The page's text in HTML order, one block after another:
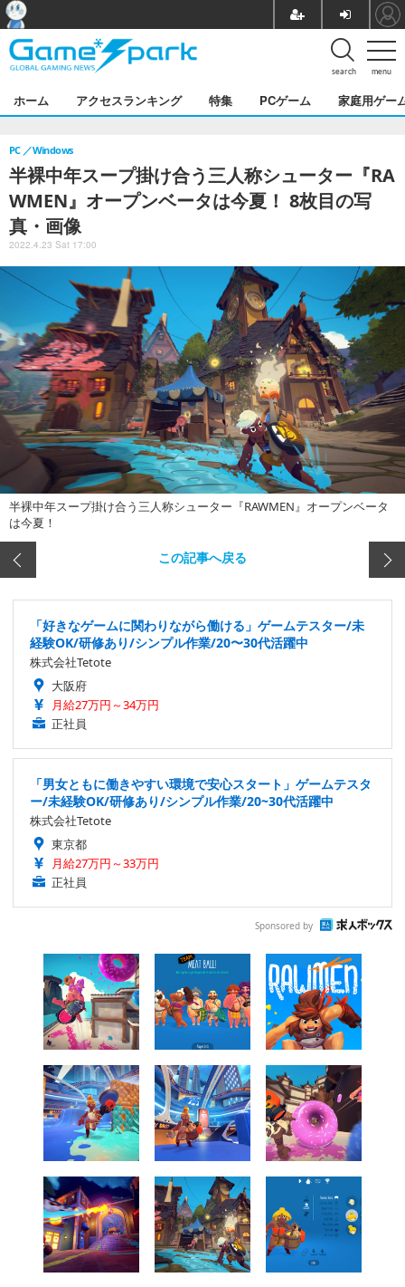
menu
search
ホーム アクセスランキング 特集 PCゲーム 家庭用ゲー
半裸中年スープ掛け合う三人称シューター『RA
WMEN』オープンベータは今夏！ 8枚目の写
真・画像
PC Windows
2022.4.23 Sat 17:00
半裸中年スープ掛け合う三人称シューター『RAWMEN』オープンベータ
は今夏！
この記事へ戻る
「好きなゲームに関わりながら働ける」ゲームテスター/未
経験OK/研修あり/シンプル作業/20〜30代活躍中
株式会社Tetote
大阪府
月給27万円～34万円
正社員
「男女ともに働きやすい環境で安心スタート」ゲームテスタ
ー/未経験OK/研修あり/シンプル作業/20~30代活躍中
株式会社Tetote
東京都
月給27万円～33万円
正社員
Sponsored by